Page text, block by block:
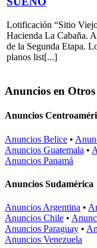
Lotificación “Sitio
Hacienda La Cabaña.
de la Segunda Etapa.
planos list[...]
Anuncios en Otros
Anuncios
Anuncios Belice •
Anuncios Guatemala •
Anuncios Panamá
Anuncios Sudamérica
Anuncios Argentina •
Anuncios Chile •
Anuncios Paraguay •
Anuncios Venezuela